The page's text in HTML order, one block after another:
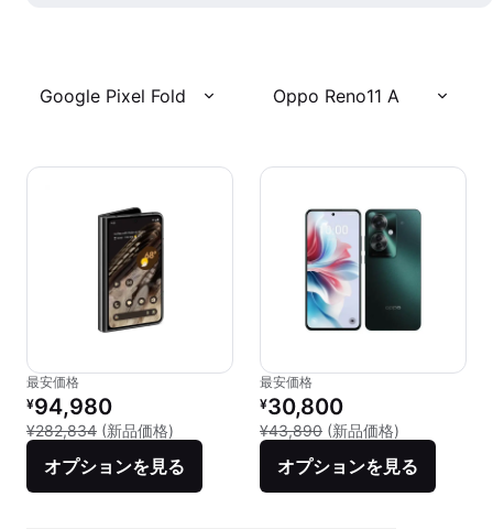
Google Pixel Fold Oppo Reno11 A
最安価格
リファービッシュ品の価格：
¥94,980
¥282,834 (新品価格) 新品との比較：¥282,834
オプションを見る
最安価格
リファービッシュ品の価格：
¥30,800
¥43,890 (新品価格)
オプションを見る